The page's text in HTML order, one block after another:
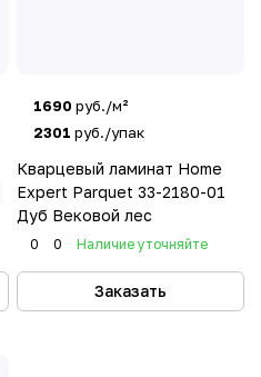
1690 руб./м²
2301 руб./упак
Кварцевый ламинат Home
Expert Parquet 33-2180-01
Дуб Вековой лес
0 0 Наличие уточняйте
Заказать